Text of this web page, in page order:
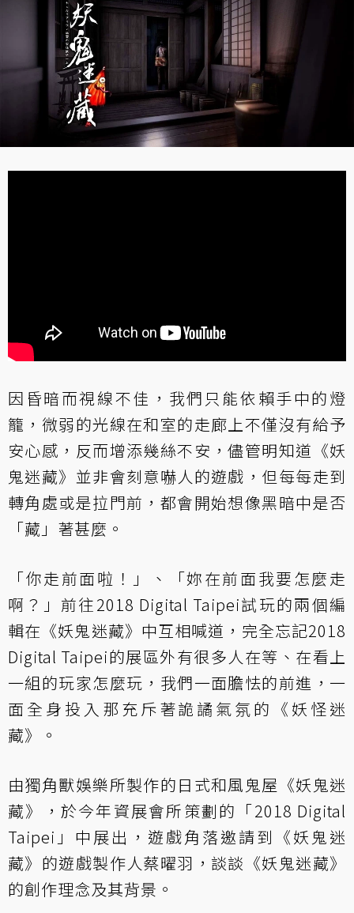
因昏暗而視線不佳，我們只能依賴手中的燈
籠，微弱的光線在和室的走廊上不僅沒有給予
安心感，反而增添幾絲不安，儘管明知道《妖
鬼迷藏》並非會刻意嚇人的遊戲，但每每走到
轉角處或是拉門前，都會開始想像黑暗中是否
「藏」著甚麼。
「你走前面啦！」、「妳在前面我要怎麼走
啊？」前往2018 Digital Taipei試玩的兩個編
輯在《妖鬼迷藏》中互相喊道，完全忘記2018
Digital Taipei的展區外有很多人在等、在看上
一組的玩家怎麼玩，我們一面膽怯的前進，一
面全身投入那充斥著詭譎氣氛的《妖怪迷
藏》。
由獨角獸娛樂所製作的日式和風鬼屋《妖鬼迷
藏》，於今年資展會所策劃的「2018 Digital
Taipei」中展出，遊戲角落邀請到《妖鬼迷
藏》的遊戲製作人蔡曜羽，談談《妖鬼迷藏》
的創作理念及其背景。